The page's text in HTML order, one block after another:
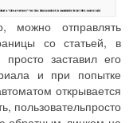
можно отправлять
со статьей, в
заставил его
и при попытке
открывается
пользовательпросто